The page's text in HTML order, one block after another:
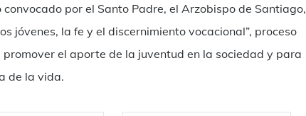
por el Santo Padre, el Arzobispo de Santiago,
jóvenes, la fe y el discernimiento vocacional”, proceso
el aporte de la juventud en la sociedad y para
de la vida.